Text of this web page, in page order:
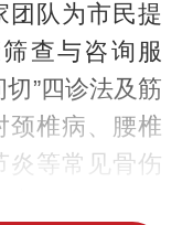
团队为市民提
查与咨询服
”四诊法及筋
颈椎病、腰椎
炎等常见骨伤
和康复锻炼